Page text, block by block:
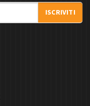
ISCRIVITI